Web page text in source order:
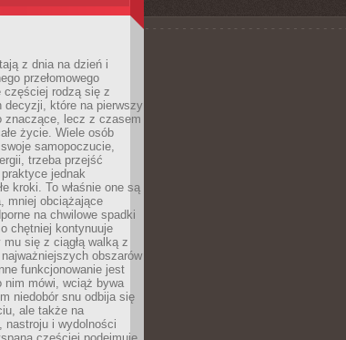
z dnia na dzień i
przełomowego
częściej rodzą się z
decyzji, które na pierwszy
znaczące, lecz z czasem
życie. Wiele osób
samopoczucie,
trzeba przejść
jednak
kroki. To właśnie one są
mniej obciążające
na chwilowe spadki
chętniej kontynuuje
się z ciągłą walką z
obszarów
funkcjonowanie jest
nim mówi, wciąż bywa
niedobór snu odbija się
ale także na
nastroju i wydolności